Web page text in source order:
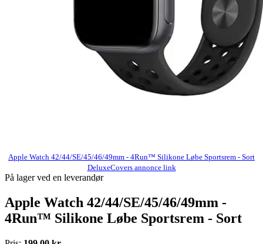
Apple Watch 42/44/SE/45/46/49mm - 4Run™ Silikone Løbe Sportsrem - Sort
DeluxeCovers annonce link
På lager ved en leverandør
Apple Watch 42/44/SE/45/46/49mm -
4Run™ Silikone Løbe Sportsrem - Sort